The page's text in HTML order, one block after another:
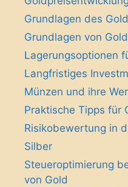
Grundlagen des
Grundlagen von
Lagerungsoptionen
Langfristiges
Münzen und ihre
Praktische Tipps für
Risikobewertung in
Silber
Steueroptimierung
von Gold